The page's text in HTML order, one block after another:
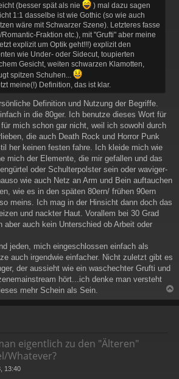
(besser spät als nie
) mal dazu sagen
1:1 dasselbe ist wie Gothic (so wie auch
wäre mit Schwarzer Szene). Letzteres fasse
Fraktion etc.), mit "Grufti" aber meine
explizit um Optik geht!!!) explizit den
wie Under- oder Sidecut, toupierten
Gesicht, weiten schwarzen Klamotten,
spitzen Schuhen...
meine(!) Definition, das ist klar.
Definition und Nutzung der Begriffe.
in die 80ger. Ich benutze dieses Wort für
mich schon gar nicht, weil ich sowohl durch
die auch Death Rock und Horror Punk
her keinen festen fahre. Ich kleide mich wie
mich der Elemente, die mir gefallen und das
oder Schulterpolster sein oder waviger-
wie auch Netz an Arm und Bein auftauchen
wie es in den späten 80ern/ frühen 90ern
meins. Ich mag in der Hinsicht dann doch das
und nackter Haut. Vorallem bei 30 Grad
aber auch kein Unterschied ob Arbeit oder
jeden, mich eingeschlossen einfach als
auch irgendwie einfacher. Nicht zuletzt gibt es
der aussieht wie ein waschechter Grufti und
hört...ich denke man versteht
mehr Schein als Sein.
a
eigentlich zu den "Älteren"
Whatever?
13:40